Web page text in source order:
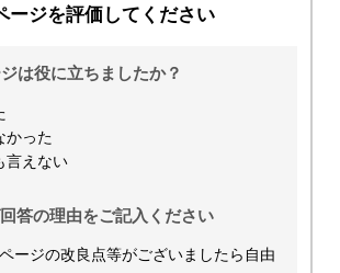
ージを評価してください
は役に立ちましたか？
かった
言えない
答の理由をご記入ください
ージの改良点等がございましたら自由